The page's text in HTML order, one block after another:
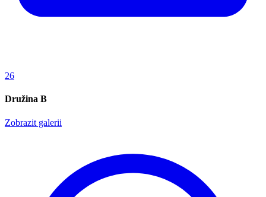
26
Družina B
Zobrazit galerii